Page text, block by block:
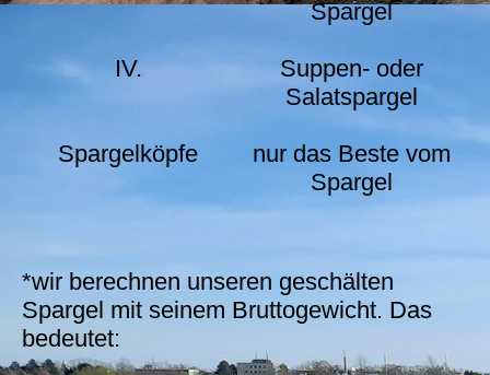
Spargel
IV.
Suppen- oder
Salatspargel
Spargelköpfe
nur das Beste vom
Spargel
*wir berechnen unseren geschälten
Spargel mit seinem Bruttogewicht. Das
bedeutet: